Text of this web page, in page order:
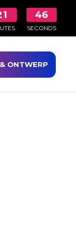
45
SECONDS
ONTWERP